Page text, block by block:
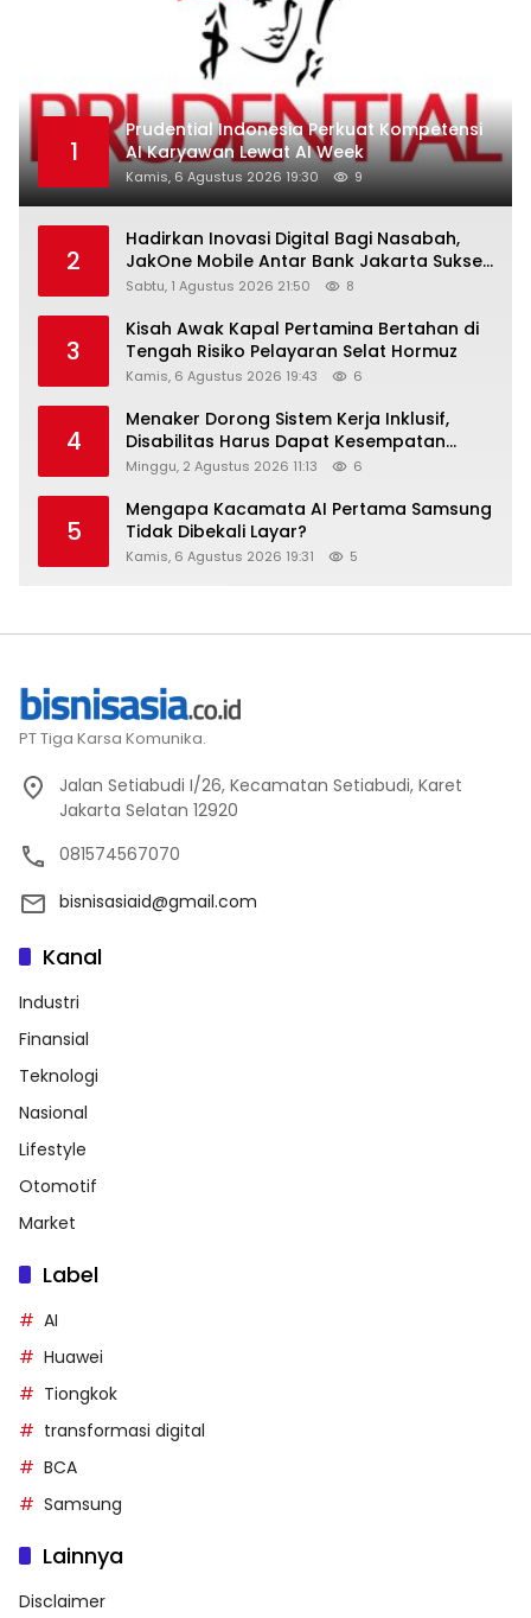
1
Prudential Indonesia Perkuat Kompetensi
AI Karyawan Lewat AI Week
Kamis, 6 Agustus 2026 19:30 9
2
Hadirkan Inovasi Digital Bagi Nasabah,
JakOne Mobile Antar Bank Jakarta Sukses
Raih Digital Excellence Awards 2026
Sabtu, 1 Agustus 2026 21:50 8
3
Kisah Awak Kapal Pertamina Bertahan di
Tengah Risiko Pelayaran Selat Hormuz
Kamis, 6 Agustus 2026 19:43 6
4
Menaker Dorong Sistem Kerja Inklusif,
Disabilitas Harus Dapat Kesempatan
Setara
Minggu, 2 Agustus 2026 11:13 6
5
Mengapa Kacamata AI Pertama Samsung
Tidak Dibekali Layar?
Kamis, 6 Agustus 2026 19:31 5
PT Tiga Karsa Komunika.
Jalan Setiabudi I/26, Kecamatan Setiabudi, Karet
Jakarta Selatan 12920
081574567070
bisnisasiaid@gmail.com
Kanal
Industri
Finansial
Teknologi
Nasional
Lifestyle
Otomotif
Market
Label
AI
Huawei
Tiongkok
transformasi digital
BCA
Samsung
Lainnya
Disclaimer